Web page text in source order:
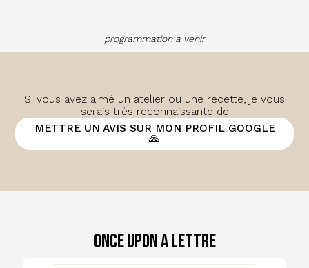
programmation à venir
Si vous avez aimé un atelier ou une recette, je vous
serais très reconnaissante de
METTRE UN AVIS SUR MON PROFIL GOOGLE
🙏
Once Upon a Lettre